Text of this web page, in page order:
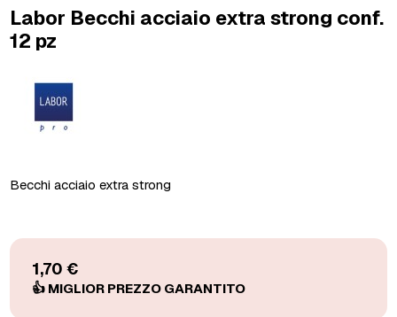
Labor Becchi acciaio extra strong conf.
12 pz
Becchi acciaio extra strong
1,70 €